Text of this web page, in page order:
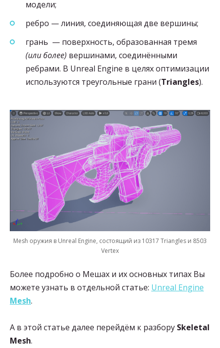
модели;
ребро — линия, соединяющая две вершины;
грань — поверхность, образованная тремя
(или более) вершинами, соединёнными
ребрами. В Unreal Engine в целях оптимизации
используются треугольные грани (Triangles).
Mesh оружия в Unreal Engine, состоящий из 10317 Triangles и 8503
Vertex
Более подробно о Мешах и их основных типах Вы
можете узнать в отдельной статье: Unreal Engine
Mesh.
А в этой статье далее перейдём к разбору Skeletal
Mesh.